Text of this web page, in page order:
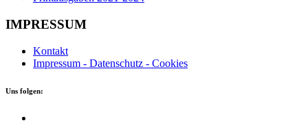
IMPRESSUM
Kontakt
Impressum - Datenschutz - Cookies
Uns folgen: